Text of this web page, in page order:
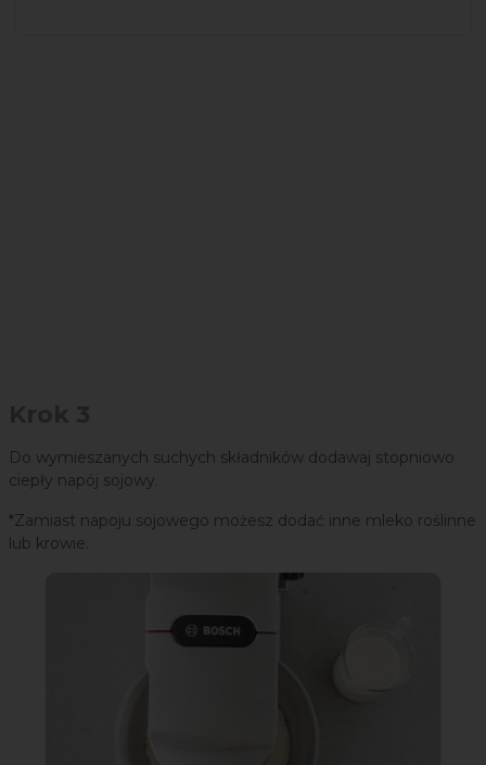
Do wymieszanych suchych składników dodawaj stopniowo
ciepły napój sojowy.
*Zamiast napoju sojowego możesz dodać inne mleko roślinne
lub krowie.